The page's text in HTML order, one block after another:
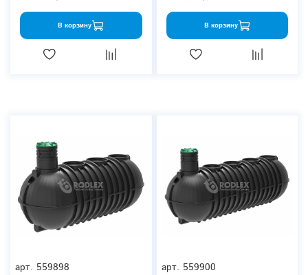
В корзину В корзину
арт. 559898
арт. 559900